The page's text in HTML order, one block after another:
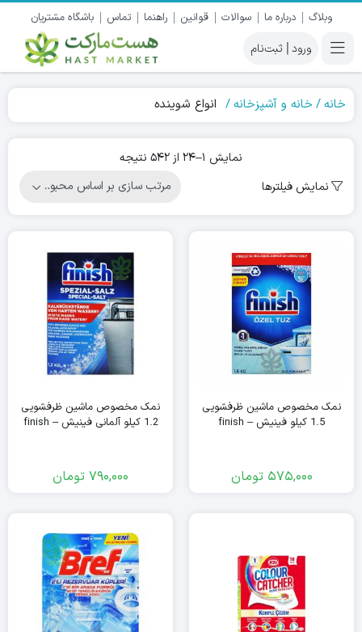
وبلاگ درباره ما سوالات قوانین راهنما تماس باشگاه مشتریان
|
خانه خانه و آشپزخانه انواع شوینده
نمایش 1–24 از 542 نتیجه
Sorted
popularity
نمایش فیلترها
نمک مخصوص ماشین ظرفشویی
1.5 کیلو فینیش – finish
575,000 تومان
نمک مخصوص ماشین ظرفشویی
1.2 کیلو آلمانی فینیش – finish
790,000 تومان